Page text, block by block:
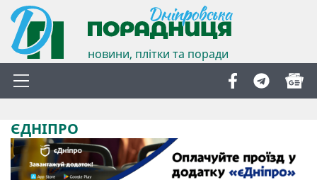
новини, плітки та поради
ЄДНІПРО